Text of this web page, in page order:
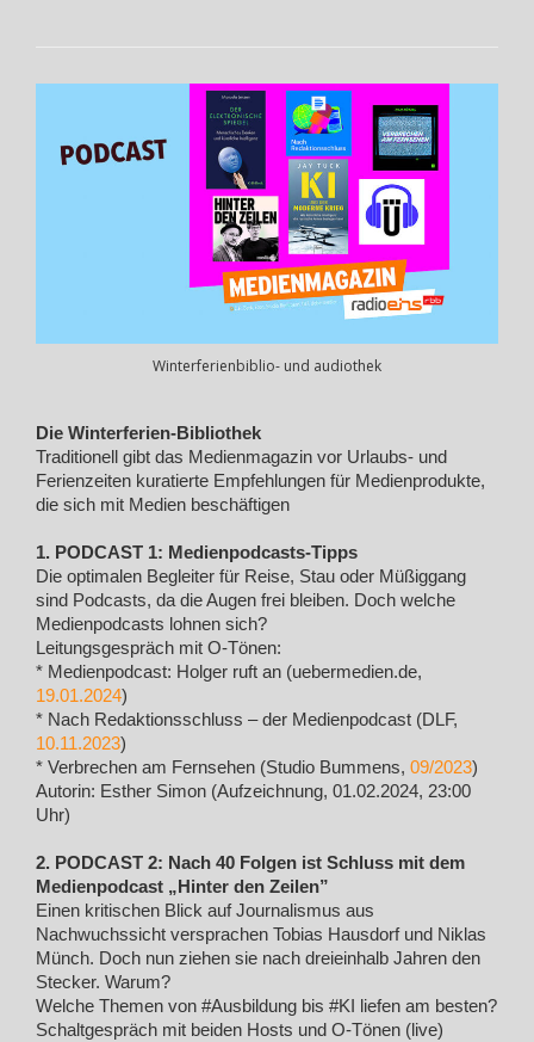
Winterferienbiblio- und audiothek
Die Winterferien-Bibliothek
Traditionell gibt das Medienmagazin vor Urlaubs- und
Ferienzeiten kuratierte Empfehlungen für Medienprodukte,
die sich mit Medien beschäftigen
1. PODCAST 1: Medienpodcasts-Tipps
Die optimalen Begleiter für Reise, Stau oder Müßiggang
sind Podcasts, da die Augen frei bleiben. Doch welche
Medienpodcasts lohnen sich?
Leitungsgespräch mit O-Tönen:
* Medienpodcast: Holger ruft an (uebermedien.de,
19.01.2024)
* Nach Redaktionsschluss – der Medienpodcast (DLF,
10.11.2023)
* Verbrechen am Fernsehen (Studio Bummens, 09/2023)
Autorin: Esther Simon (Aufzeichnung, 01.02.2024, 23:00
Uhr)
2. PODCAST 2: Nach 40 Folgen ist Schluss mit dem
Medienpodcast „Hinter den Zeilen”
Einen kritischen Blick auf Journalismus aus
Nachwuchssicht versprachen Tobias Hausdorf und Niklas
Münch. Doch nun ziehen sie nach dreieinhalb Jahren den
Stecker. Warum?
Welche Themen von #Ausbildung bis #KI liefen am besten?
Schaltgespräch mit beiden Hosts und O-Tönen (live)